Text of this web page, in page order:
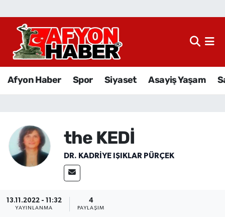
Afyon Haber Spor Siyaset Asayiş Yaşam
the KEDİ
DR. KADRIYE IŞIKLAR PÜRÇEK
13.11.2022 - 11:32
YAYINLANMA
4
PAYLAŞIM
Afyon Haber
Sağlık
Eğitim